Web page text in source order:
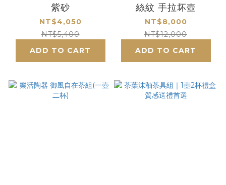
紫砂
NT$4,050
NT$5,400
ADD TO CART
絲紋 手拉坏壺
NT$8,000
NT$12,000
ADD TO CART